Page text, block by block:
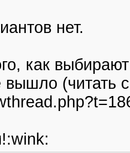
нет.
как
вышло